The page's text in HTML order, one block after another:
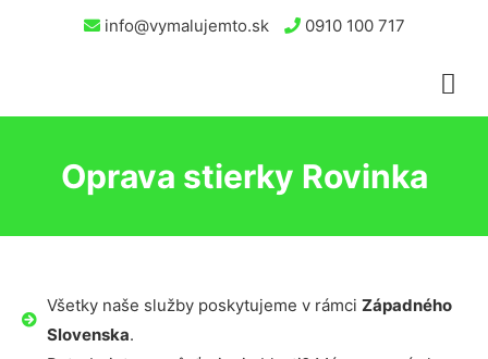
info@vymalujemto.sk 0910 100 717
Oprava stierky Rovinka
Všetky naše služby poskytujeme v rámci Západného
Slovenska.